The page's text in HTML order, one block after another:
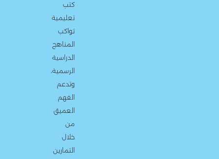
كتب
تعليمية
تواكب
المناهج
الدراسية
الرسمية،
وتدعم
الفهم
العميق
من
خلال
التمارين